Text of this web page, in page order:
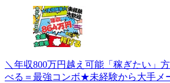
＼年収800万円越え可能「稼ぎたい」
べる＝最強コンボ★未経験から大手メ